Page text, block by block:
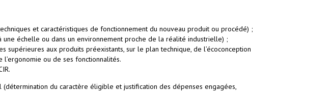
et caractéristiques de fonctionnement du nouveau produit ou procédé) ;
échelle ou dans un environnement proche de la réalité industrielle) ;
aux produits préexistants, sur le plan technique, de l’écoconception
ou de ses fonctionnalités.
du caractère éligible et justification des dépenses engagées,